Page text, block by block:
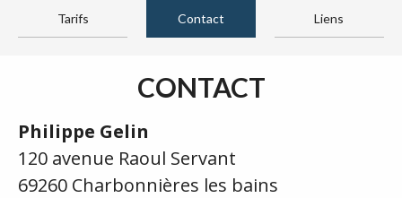
Tarifs Contact Liens
CONTACT
Philippe Gelin
120 avenue Raoul Servant
69260 Charbonnières les bains